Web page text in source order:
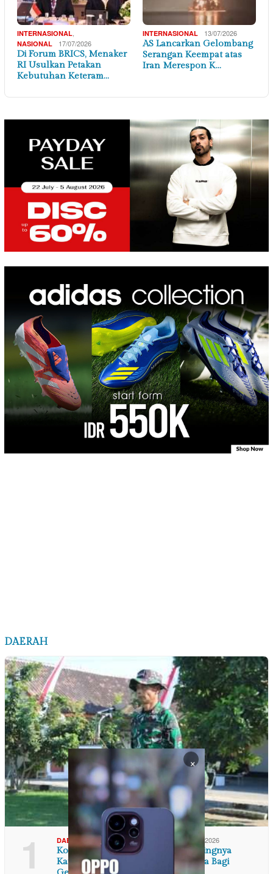
INTERNASIONAL,
NASIONAL 17/07/2026
Di Forum BRICS, Menaker
RI Usulkan Petakan
Kebutuhan Keteram…
INTERNASIONAL 13/07/2026
AS Lancarkan Gelombang
Serangan Keempat atas
Iran Merespon K…
DAERAH
1 DAERAH , DI YOGYAKARTA 09/08/2026
Kodim 0729/Bantul Tekankan Pentingnya
Karakter dan Semangat Bela Negara Bagi
×